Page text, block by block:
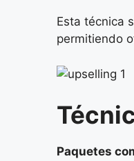
Esta técnica
permitiendo
Paquetes